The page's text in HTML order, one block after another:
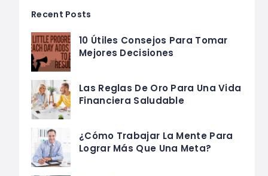
Recent Posts
10 Útiles Consejos Para Tomar
Mejores Decisiones
Las Reglas De Oro Para Una Vida
Financiera Saludable
¿Cómo Trabajar La Mente Para
Lograr Más Que Una Meta?